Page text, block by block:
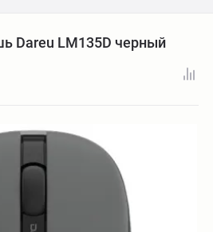
Dareu LM135D черный